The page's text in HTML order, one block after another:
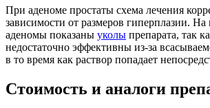
При аденоме простаты схема лечения
зависимости от размеров гиперплазии. На
аденомы показаны уколы препарата, так
недостаточно эффективны из-за
в то время как раствор попадает
Стоимость и аналоги